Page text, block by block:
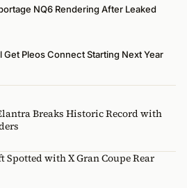
NQ6 Rendering After Leaked
Get Pleos Connect Starting Next Year
Breaks Historic Record with
Spotted with X Gran Coupe Rear